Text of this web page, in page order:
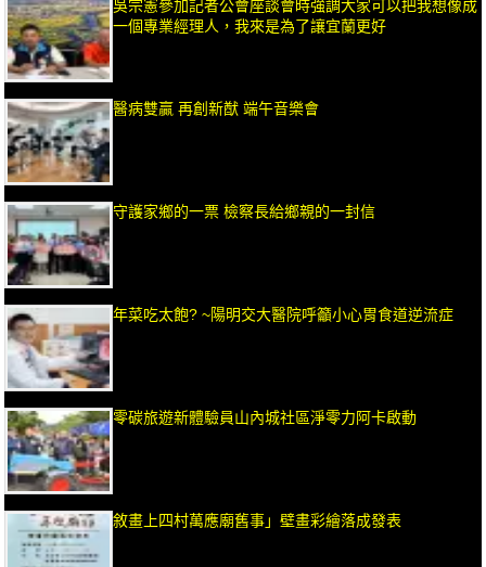
吳宗憲參加記者公會座談會時強調大家可以把我想像成
一個專業經理人，我來是為了讓宜蘭更好
醫病雙贏 再創新猷 端午音樂會
守護家鄉的一票 檢察長給鄉親的一封信
年菜吃太飽? ~陽明交大醫院呼籲小心胃食道逆流症
零碳旅遊新體驗員山內城社區淨零力阿卡啟動
敘畫上四村萬應廟舊事」壁畫彩繪落成發表